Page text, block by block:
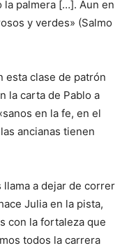
la palmera […]. Aun en
y verdes» (Salmo
esta clase de patrón
la carta de Pablo a
en la fe, en el
ancianas tienen
a dejar de correr
Julia en la pista,
con la fortaleza que
todos la carrera